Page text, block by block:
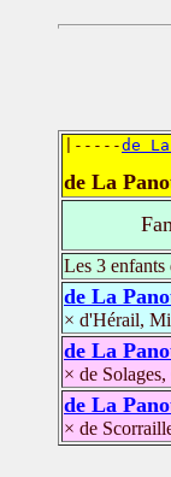
|-----de
de La
Les 3 enfants
de La
× d'Hérail,
de La
× de
de La
× de